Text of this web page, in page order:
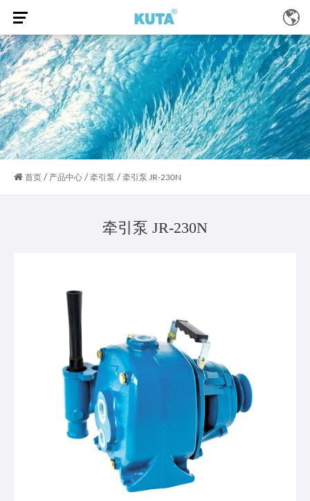
首页 / 产品中心 / 牵引泵 / 牵引泵 JR-230N
牵引泵 JR-230N